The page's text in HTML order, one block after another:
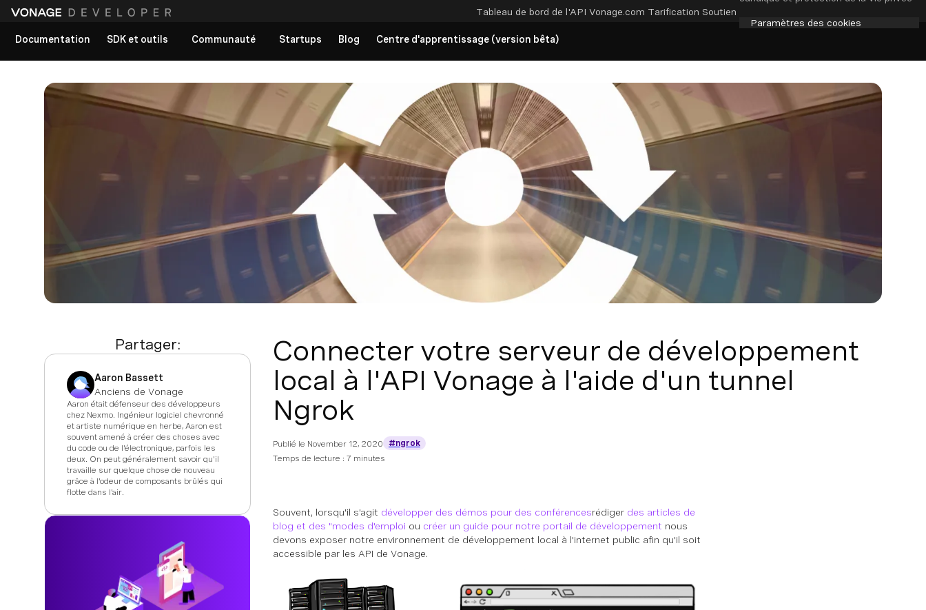
Tableau de bord de l'API Vonage.com Tarification Soutien
Paramètres des cookies
Documentation
SDK et outils Communauté Startups Blog Centre d'apprentissage (version bêta)
Partager:
Aaron Bassett
Anciens de Vonage
Aaron était défenseur des développeurs
chez Nexmo. Ingénieur logiciel chevronné
et artiste numérique en herbe, Aaron est
souvent amené à créer des choses avec
du code ou de l'électronique, parfois les
deux. On peut généralement savoir qu'il
travaille sur quelque chose de nouveau
grâce à l'odeur de composants brûlés qui
flotte dans l'air.
Connecter votre serveur de développement
local à l'API Vonage à l'aide d'un tunnel
Ngrok
Publié le November 12, 2020
#ngrok
Temps de lecture : 7 minutes
Souvent, lorsqu'il s'agit développer des démos pour des conférencesrédiger des articles de
blog et des "modes d'emploi ou créer un guide pour notre portail de développement nous
devons exposer notre environnement de développement local à l'internet public afin qu'il soit
accessible par les API de Vonage.